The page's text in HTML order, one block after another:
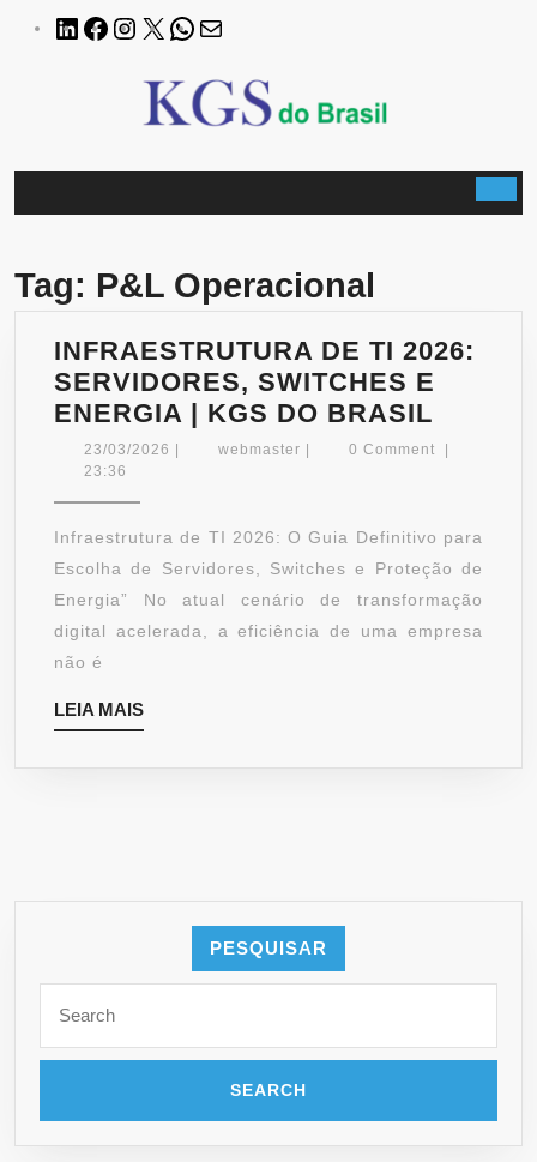
LinkedInFacebook
Instagram
X WhatsApp
Tag: P&L Operacional
INFRAESTRUTURA DE TI 2026:
SERVIDORES, SWITCHES E
ENERGIA | KGS DO BRASIL
DE
E
23/03/2026 23/03/2026webmaster webmaster0 Comment
23:36
Infraestrutura de TI 2026: O Guia Definitivo para
Escolha de Servidores, Switches e Proteção de
Energia” No atual cenário de transformação
digital acelerada, a eficiência de uma empresa
não é
LEIA MAISLEIA
MAIS
PESQUISAR
for: